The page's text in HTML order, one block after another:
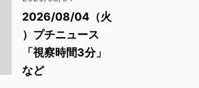
2026/08/04（火
）プチニュース
「視察時間3分」
など